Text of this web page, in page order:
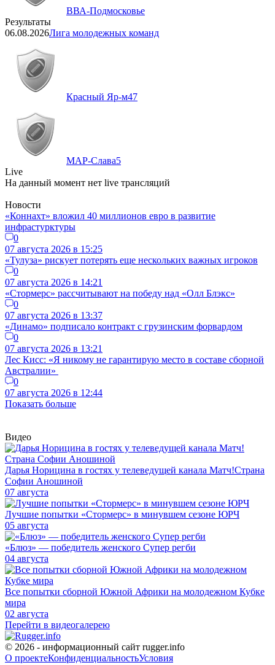
ВВА-Подмосковье
Результаты
06.08.2026Лига молодежных команд
Красный Яр-м47
МАР-Слава5
Live
На данный момент нет live трансляций
Новости
«Коннахт» вложил 40 миллионов евро в развитие
инфрастурктуры
0
07 августа 2026 в 15:25
«Тулуза» рискует потерять еще нескольких важных игроков
0
07 августа 2026 в 14:21
«Стормерс» рассчитывают на победу над «Олл Блэкс»
0
07 августа 2026 в 13:37
«Динамо» подписало контракт с грузинским форвардом
0
07 августа 2026 в 13:21
Лес Кисс: «Я никому не гарантирую место в составе сборной
Австралии»
0
07 августа 2026 в 12:44
Показать больше
Видео
Дарья Норицина в гостях у телеведущей канала Матч!Страна
Софии Аношиной
07 августа
Лучшие попытки «Стормерс» в минувшем сезоне ЮРЧ
05 августа
«Блюз» — победитель женского Супер регби
04 августа
Все попытки сборной Южной Африки на молодежном Кубке
мира
02 августа
Перейти в видеогалерею
© 2026 - информационный сайт rugger.info
О проектеКонфиденциальностьУсловия